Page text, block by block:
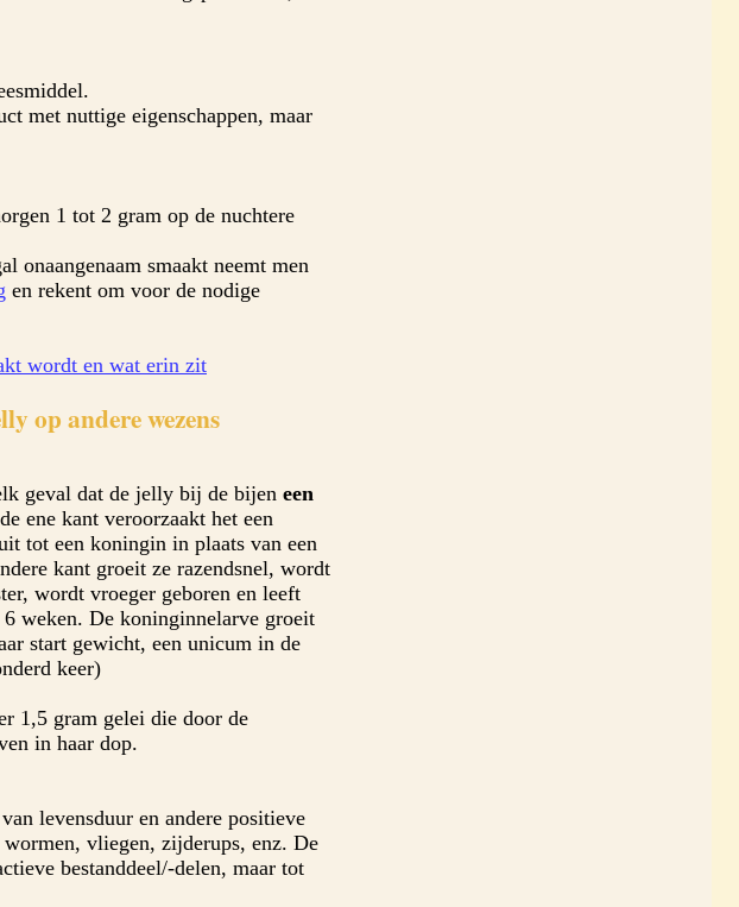
met nuttige eigenschappen, maar
1 tot 2 gram op de nuchtere
onaangenaam smaakt neemt men
en rekent om voor de nodige
wordt en wat erin zit
op andere wezens
geval dat de jelly bij de bijen een
ene kant veroorzaakt het een
tot een koningin in plaats van een
kant groeit ze razendsnel, wordt
wordt vroeger geboren en leeft
weken. De koninginnelarve groeit
start gewicht, een unicum in de
keer)
1,5 gram gelei die door de
in haar dop.
levensduur en andere positieve
vliegen, zijderups, enz. De
bestanddeel/-delen, maar tot